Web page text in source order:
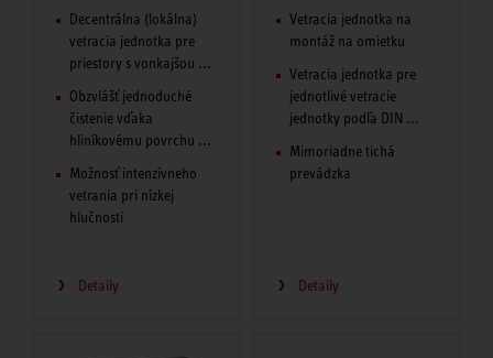
Decentrálna (lokálna)
vetracia jednotka pre
priestory s vonkajšou ...
Obzvlášť jednoduché
čistenie vďaka
hliníkovému povrchu ...
Možnosť intenzívneho
vetrania pri nízkej
hlučnosti
Detaily
Vetracia jednotka na
montáž na omietku
Vetracia jednotka pre
jednotlivé vetracie
jednotky podľa DIN ...
Mimoriadne tichá
prevádzka
Detaily